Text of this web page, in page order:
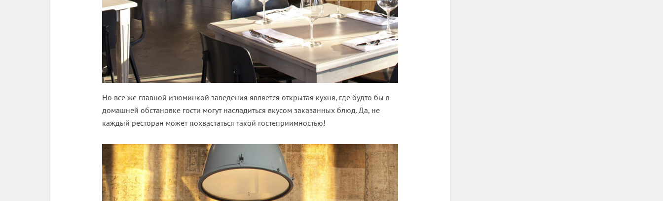
Но все же главной изюминкой заведения является открытая кухня, где будто бы в
домашней обстановке гости могут насладиться вкусом заказанных блюд. Да, не
каждый ресторан может похвастаться такой гостеприимностью!